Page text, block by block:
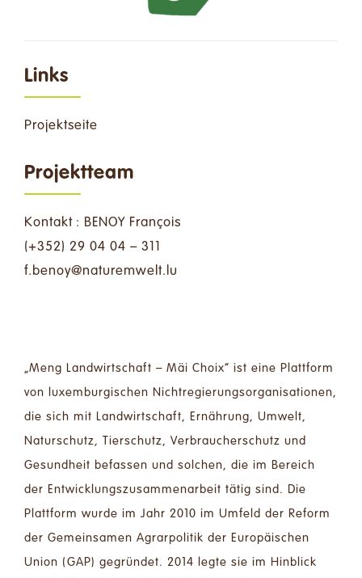
Links
Projektseite
Projektteam
Kontakt : BENOY François
(+352) 29 04 04 – 311
ul.tlewmerutan@yoneb.f
„Meng Landwirtschaft – Mäi Choix“ ist eine Plattform
von luxemburgischen Nichtregierungsorganisationen,
die sich mit Landwirtschaft, Ernährung, Umwelt,
Naturschutz, Tierschutz, Verbraucherschutz und
Gesundheit befassen und solchen, die im Bereich
der Entwicklungszusammenarbeit tätig sind. Die
Plattform wurde im Jahr 2010 im Umfeld der Reform
der Gemeinsamen Agrarpolitik der Europäischen
Union (GAP) gegründet. 2014 legte sie im Hinblick